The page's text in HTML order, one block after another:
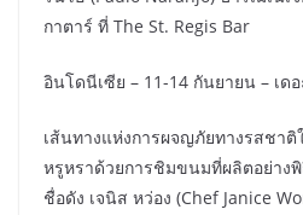
กาตาร์ ที่ The St. Regis Bar
อินโดนีเซีย – 11-14 กันยายน – เด
เส้นทางแห่งการผจญภัยทางรสชาติ
หรูหราด้วยการชิมขนมที่ผลิตอย่าง
ชื่อดัง เจนิส หว่อง (Chef Janice